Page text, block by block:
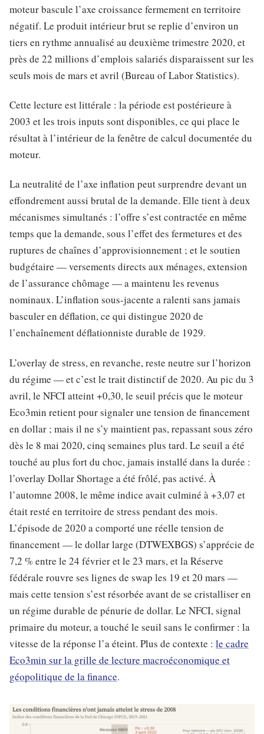
moteur bascule l’axe croissance fermement en territoire
négatif. Le produit intérieur brut se replie d’environ un
tiers en rythme annualisé au deuxième trimestre 2020, et
près de 22 millions d’emplois salariés disparaissent sur les
seuls mois de mars et avril (Bureau of Labor Statistics).
Cette lecture est littérale : la période est postérieure à
2003 et les trois inputs sont disponibles, ce qui place le
résultat à l’intérieur de la fenêtre de calcul documentée du
moteur.
La neutralité de l’axe inflation peut surprendre devant un
effondrement aussi brutal de la demande. Elle tient à deux
mécanismes simultanés : l’offre s’est contractée en même
temps que la demande, sous l’effet des fermetures et des
ruptures de chaînes d’approvisionnement ; et le soutien
budgétaire — versements directs aux ménages, extension
de l’assurance chômage — a maintenu les revenus
nominaux. L’inflation sous-jacente a ralenti sans jamais
basculer en déflation, ce qui distingue 2020 de
l’enchaînement déflationniste durable de 1929.
L’overlay de stress, en revanche, reste neutre sur l’horizon
du régime — et c’est le trait distinctif de 2020. Au pic du 3
avril, le NFCI atteint +0,30, le seuil précis que le moteur
Eco3min retient pour signaler une tension de financement
en dollar ; mais il ne s’y maintient pas, repassant sous zéro
dès le 8 mai 2020, cinq semaines plus tard. Le seuil a été
touché au plus fort du choc, jamais installé dans la durée :
l’overlay Dollar Shortage a été frôlé, pas activé. À
l’automne 2008, le même indice avait culminé à +3,07 et
était resté en territoire de stress pendant des mois.
L’épisode de 2020 a comporté une réelle tension de
financement — le dollar large (DTWEXBGS) s’apprécie de
7,2 % entre le 24 février et le 23 mars, et la Réserve
fédérale rouvre ses lignes de swap les 19 et 20 mars —
mais cette tension s’est résorbée avant de se cristalliser en
un régime durable de pénurie de dollar. Le NFCI, signal
primaire du moteur, a touché le seuil sans le confirmer : la
vitesse de la réponse l’a éteint. Plus de contexte : le cadre
Eco3min sur la grille de lecture macroéconomique et
géopolitique de la finance.